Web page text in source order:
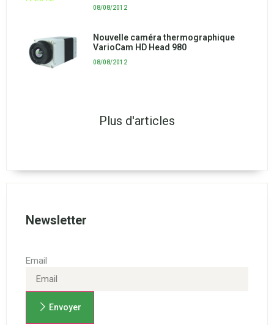
08/08/2012
Nouvelle caméra thermographique
VarioCam HD Head 980
08/08/2012
Plus d'articles
Newsletter
Email
Envoyer